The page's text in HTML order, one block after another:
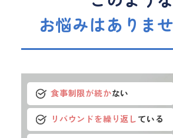
お悩みはありま
食事制限が続かない
リバウンドを繰り返し ている